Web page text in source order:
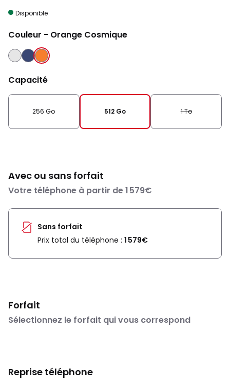
Disponible
Couleur - Orange Cosmique
ARGENT BLEU ORANGE
Capacité
256 Go 512 Go 1 To
Avec ou sans forfait
Votre téléphone à partir de 1 579€
Sans forfait
Prix total du téléphone : 1 579€
Forfait
Sélectionnez le forfait qui vous correspond
Reprise téléphone